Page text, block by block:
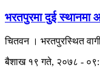
भरतपुरमा दुई
चितवन । भरतपुरस्थित
बैशाख १९ गते, २०७८ -